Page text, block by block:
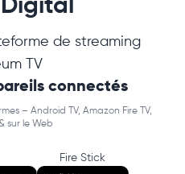
de streaming
TV
connectés
– Android TV, Amazon Fire TV,
sur le Web
Fire Stick